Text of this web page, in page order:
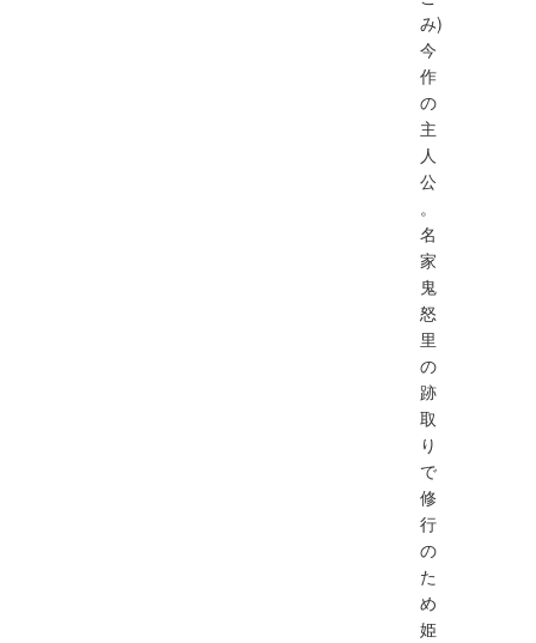
み)
今
作
の
主
人
公
。
名
家
鬼
怒
里
の
跡
取
り
で
修
行
の
た
め
姫